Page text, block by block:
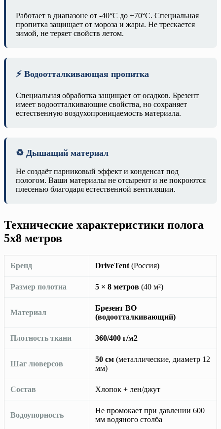
Работает в диапазоне от -40°C до +70°C. Специальная
пропитка защищает от мороза и жары. Не трескается
зимой, не теряет свойств летом.
⚡ Водоотталкивающая пропитка
Специальная обработка защищает от осадков. Брезент
имеет водоотталкивающие свойства, но сохраняет
естественную воздухопроницаемость материала.
♻️ Дышащий материал
Не создаёт парниковый эффект и конденсат под
пологом. Ваши материалы не отсыреют и не покроются
плесенью благодаря естественной вентиляции.
Технические характеристики полога
5х8 метров
Бренд DriveTent (Россия)
Размер полотна 5 × 8 метров (40 м²)
Материал
Брезент ВО
(водоотталкивающий)
Плотность ткани 360/400 г/м2
Шаг люверсов
50 см (металлические, диаметр 12
мм)
Состав Хлопок + лен/джут
Водоупорность
Не промокает при давлении 600
мм водяного столба